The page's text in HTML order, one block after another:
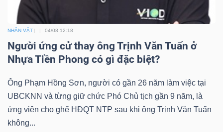
NHÂN VẬT 04/08 12:18
Người ứng cử thay ông Trịnh Văn Tuấn ở
Nhựa Tiền Phong có gì đặc biệt?
Ông Phạm Hồng Sơn, người có gần 26 năm làm việc tại
UBCKNN và từng giữ chức Phó Chủ tịch gần 9 năm, là
ứng viên cho ghế HĐQT NTP sau khi ông Trịnh Văn Tuấn
không...
đầu
tư
Truyền
thông
tài
chính